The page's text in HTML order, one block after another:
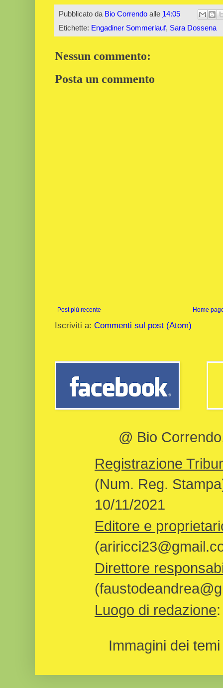
Pubblicato da Bio Correndo alle 14:05
Etichette: Engadiner Sommerlauf, Sara Dossena
Nessun commento:
Posta un commento
Post più recente Home
Iscriviti a: Commenti sul post (Atom)
@ Bio
Registrazione
(Num. Reg.
10/11/2021
Editore e
Direttore
Luogo di redazione
Immagini dei